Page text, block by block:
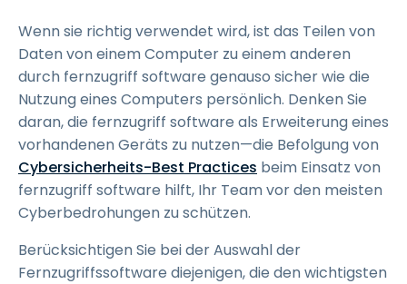
Wenn sie richtig verwendet wird, ist das Teilen von
Daten von einem Computer zu einem anderen
durch fernzugriff software genauso sicher wie die
Nutzung eines Computers persönlich. Denken Sie
daran, die fernzugriff software als Erweiterung eines
vorhandenen Geräts zu nutzen—die Befolgung von
Cybersicherheits-Best Practices beim Einsatz von
fernzugriff software hilft, Ihr Team vor den meisten
Cyberbedrohungen zu schützen.
Berücksichtigen Sie bei der Auswahl der
Fernzugriffssoftware diejenigen, die den wichtigsten